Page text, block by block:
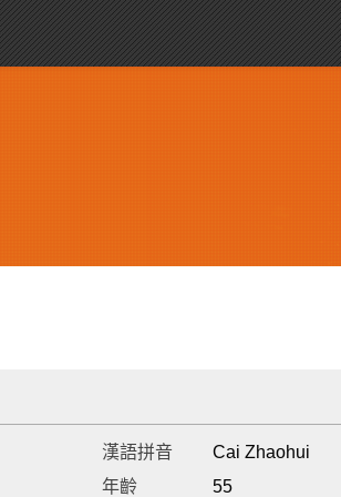
漢語拼音 Cai Zhaohui
年齡 55